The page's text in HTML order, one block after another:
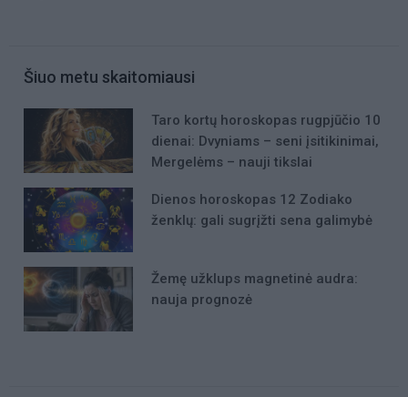
Šiuo metu skaitomiausi
Taro kortų horoskopas rugpjūčio 10
dienai: Dvyniams – seni įsitikinimai,
Mergelėms – nauji tikslai
Dienos horoskopas 12 Zodiako
ženklų: gali sugrįžti sena galimybė
Žemę užklups magnetinė audra:
nauja prognozė